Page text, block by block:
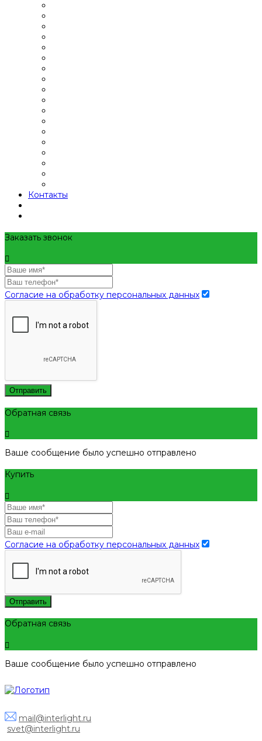
Контакты
Заказать звонок
Согласие на обработку персональных данных
Отправить
Обратная связь
Ваше сообщение было успешно отправлено
Купить
Согласие на обработку персональных данных
Отправить
Обратная связь
Ваше сообщение было успешно отправлено
mail@interlight.ru
svet@interlight.ru